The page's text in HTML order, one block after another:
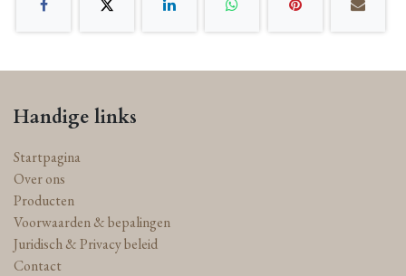
Handige links
Startpagina
Over ons
Producten
Voorwaarden & bepalingen
Juridisch & Privacy beleid
Contact